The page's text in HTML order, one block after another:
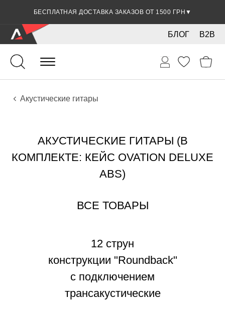
БЕСПЛАТНАЯ ДОСТАВКА ЗАКАЗОВ ОТ 1500 ГРН ▼
B2B
БЛОГ
Гитары
Акустические инструменты
Инструменты
Акустические гитары
АКУСТИЧЕСКИЕ ГИТАРЫ (В
КОМПЛЕКТЕ: КЕЙС OVATION DELUXE
ABS)
ВСЕ ТОВАРЫ
12 струн
конструкции "Roundback"
с подключением
трансакустические